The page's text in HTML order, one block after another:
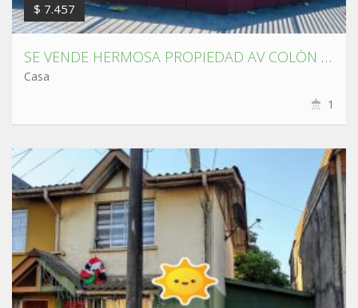
$ 7.457
SE VENDE HERMOSA PROPIEDAD AV COLÒN ,TALCAHUANO.
Casa
1